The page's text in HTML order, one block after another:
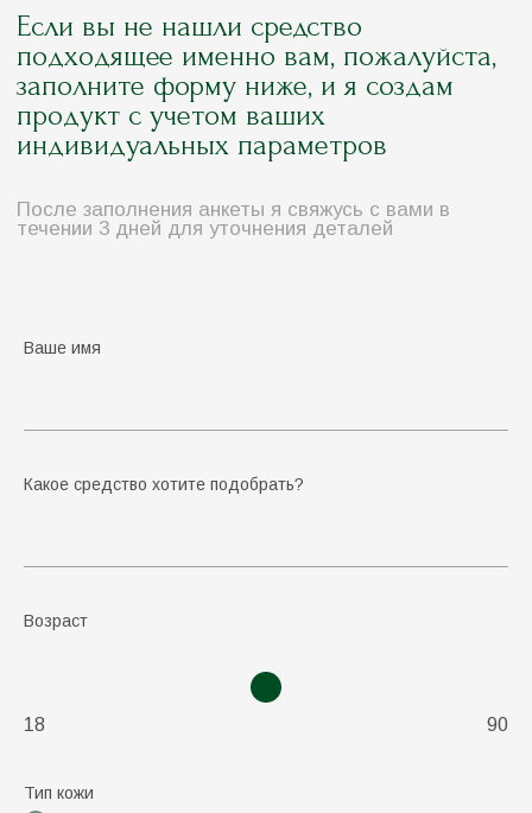
После заполнения анкеты я свяжусь с вами в
течении 3 дней для уточнения деталей
Ваше имя
Какое средство хотите подобрать?
Возраст
18 90
Тип кожи